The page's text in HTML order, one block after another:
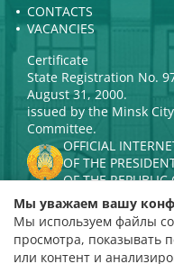
CONTACTS
VACANCIES
Certificate
State Registration No.
August 31, 2000.
issued by the Minsk
Committee.
OFFICIAL
OF THE
OF THE REPUBLIC
MINISTRY OF
REPUBLIC OF
PORTAL
RATING
Мы уважаем вашу
Мы используем файлы
просмотра, показывать
или контент и